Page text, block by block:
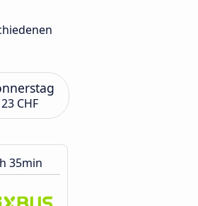
23 CHF
35min